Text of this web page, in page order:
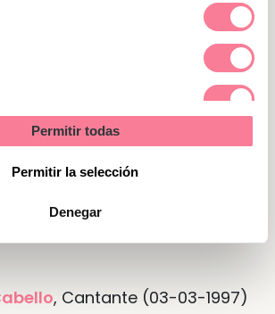
Permitir todas
Permitir la selección
Denegar
Camila en otras
Camille
Camilla
famosos del nombre
, Cantante (03-03-1997)